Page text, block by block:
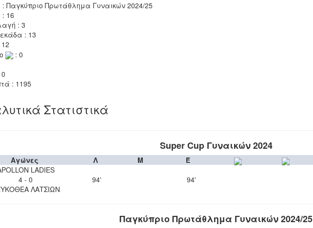
: Παγκύπριο Πρωτάθλημα Γυναικών 2024/25
16
: 3
: 13
: 0
: 1195
Στατιστικά
Super Cup Γυναικών 2024
Αγώνες Λ Μ
Έ
LADIES
4 - 0
ΛΑΤΣΙΩΝ
94' 94'
Παγκύπριο Πρωτάθλημα Γυναικών 2024/25